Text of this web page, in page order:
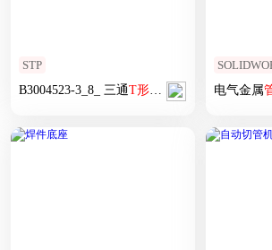
STP
B3004523-3_8_ 三通T形接头 用于 管件连接
电气金属